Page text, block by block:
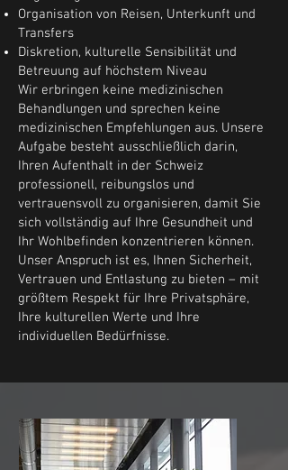
Organisation von Reisen, Unterkunft und
Transfers
Diskretion, kulturelle Sensibilität und
Betreuung auf höchstem Niveau
Wir erbringen keine medizinischen
Behandlungen und sprechen keine
medizinischen Empfehlungen aus. Unsere
Aufgabe besteht ausschließlich darin,
Ihren Aufenthalt in der Schweiz
professionell, reibungslos und
vertrauensvoll zu organisieren, damit Sie
sich vollständig auf Ihre Gesundheit und
Ihr Wohlbefinden konzentrieren können.
Unser Anspruch ist es, Ihnen Sicherheit,
Vertrauen und Entlastung zu bieten – mit
größtem Respekt für Ihre Privatsphäre,
Ihre kulturellen Werte und Ihre
individuellen Bedürfnisse.